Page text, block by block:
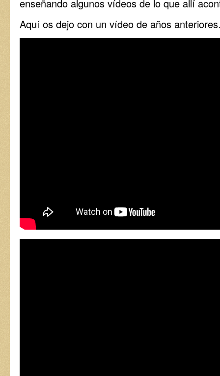
enseñando algunos vídeos de lo que allí
Aquí os dejo con un vídeo de años